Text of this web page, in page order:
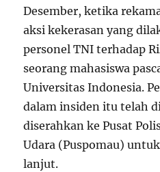
Desember, ketika
aksi kekerasan yang
personel TNI terhadap
seorang mahasiswa
Universitas Indonesia.
dalam insiden itu telah
diserahkan ke Pusat
Udara (Puspomau)
lanjut.